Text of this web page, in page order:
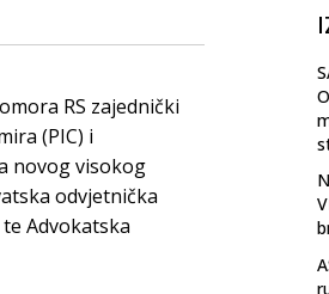
RS zajednički
(PIC) i
novog visokog
odvjetnička
Advokatska